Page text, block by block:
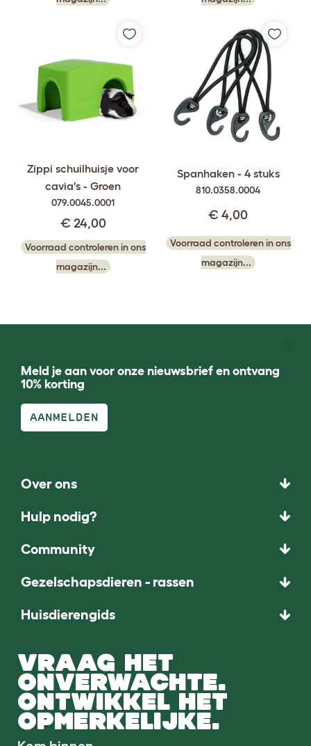
Zippi schuilhuisje voor
cavia's - Groen
079.0045.0001
€ 24,00
Voorraad controleren in ons
magazijn...
Spanhaken - 4 stuks
810.0358.0004
€ 4,00
Voorraad controleren in ons
magazijn...
Meld je aan voor onze nieuwsbrief en ontvang
10% korting
AANMELDEN
Over ons
Hulp nodig?
Community
Gezelschapsdieren - rassen
Huisdierengids
VRAAG HET
ONVERWACHTE.
ONTWIKKEL HET
OPMERKELIJKE.